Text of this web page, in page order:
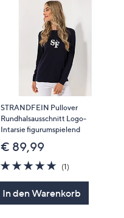
STRANDFEIN Pullover
Rundhalsausschnitt Logo-
Intarsie figurumspielend
€ 89,99
5.0
von
(1)1
In den Warenkorb